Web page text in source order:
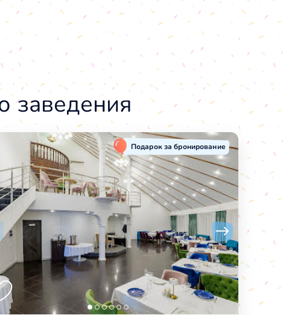
заведения
Подарок за бронирование